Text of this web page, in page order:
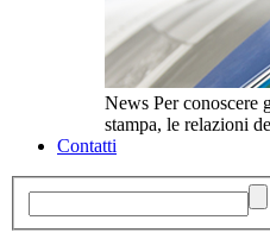
News Per conoscere
stampa, le relazioni
Contatti